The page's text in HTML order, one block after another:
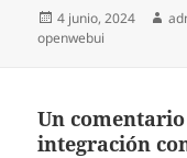
Publicado
el
4 junio, 2024
openwebui
Un
integración